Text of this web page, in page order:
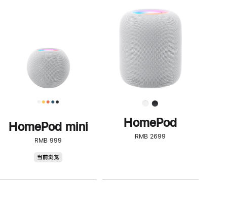
HomePod mini
RMB 999
当前浏览
步
了
解
HomePod<
HomePod
RMB 2699